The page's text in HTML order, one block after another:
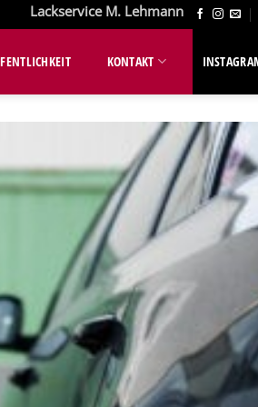
Lackservice M. Lehmann
KONTAKT